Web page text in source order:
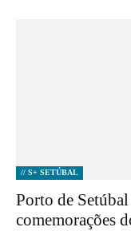
// S+ SETÚBAL
Porto de
comemorações